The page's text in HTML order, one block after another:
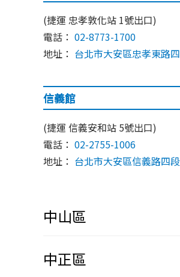
(捷運 忠孝敦化站 1號出口)
電話： 02-8773-1700
地址： 台北市大安區忠孝東路
信義館
(捷運 信義安和站 5號出口)
電話： 02-2755-1006
地址： 台北市大安區信義路四
中山區
中正區